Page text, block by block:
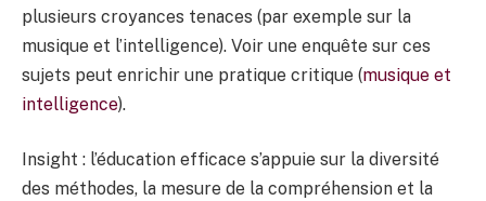
plusieurs croyances tenaces (par exemple sur la
musique et l’intelligence). Voir une enquête sur ces
sujets peut enrichir une pratique critique (musique et
intelligence).
Insight : l’éducation efficace s’appuie sur la diversité
des méthodes, la mesure de la compréhension et la